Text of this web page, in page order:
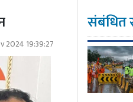
2024 19:39:27
संबंधित